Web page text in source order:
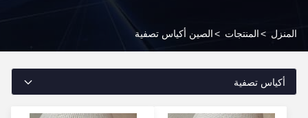
المنزل >المنتجات >الصين أكياس تصفية
أكياس تصفية